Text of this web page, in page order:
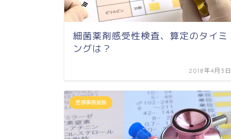
細菌薬剤感受性検査、算定のタイミ
ングは？
2018年4月3日
医療事務業務